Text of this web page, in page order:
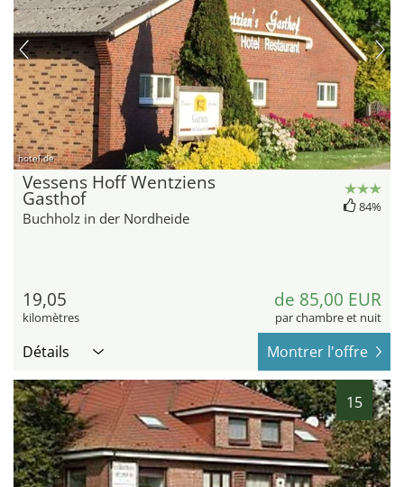
hotel.de
Vessens Hoff Wentziens
Gasthof
Buchholz in der Nordheide
84%
19,05
kilomètres
de 85,00 EUR
par chambre et nuit
Détails Montrer l'offre
15